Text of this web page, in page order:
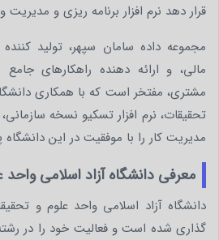
قرار دهد نرم افزار برنامه ریزی و
مجموعه داده سامان سپهر، تولید
مالی، و ارائه دهنده راهکارهای جامع
مشتری، مفتخر است که با همکاری
تحقیقات، نرم افزار تسکیو نسخه
مدیریت کار را با موفقیت در این
معرفی دانشگاه آزاد اسلامی
گذاری شده است و فعالیت خود را در